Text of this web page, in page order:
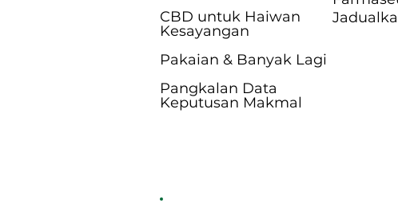
CBD untuk Haiwan
Kesayangan
Pakaian & Banyak Lagi
Pangkalan Data
Keputusan Makmal